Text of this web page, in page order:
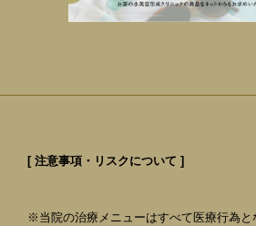
[ 注意事項・リスクについて ]
※当院の治療メニューはすべて医療行為と